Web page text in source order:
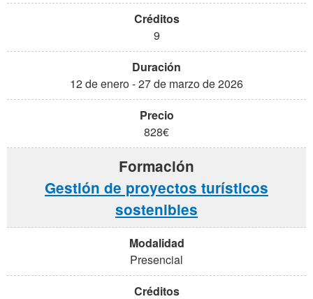
9
12 de enero - 27 de marzo de 2026
828€
Gestión de proyectos turísticos
sostenibles
Presencial